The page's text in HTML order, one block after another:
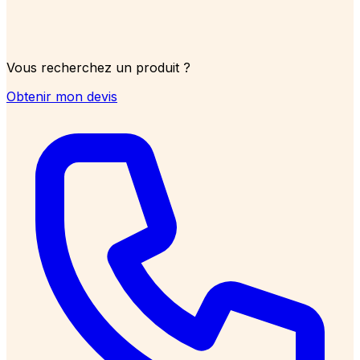
Vous recherchez un produit ?
Obtenir mon devis